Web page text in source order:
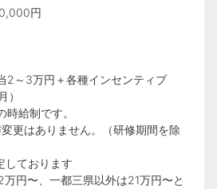
円
2～3万円＋各種インセンティブ
）
給制です。
更はありません。（研修期間を除
しております
円〜、一都三県以外は21万円〜と